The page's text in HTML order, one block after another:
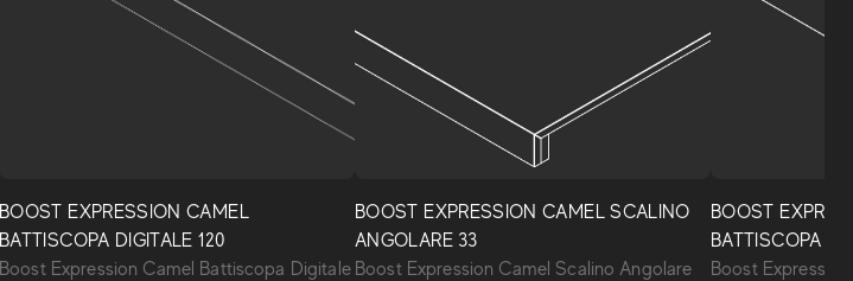
BOOST EXPRESSION CAMEL
BATTISCOPA DIGITALE 120
Boost Expression Camel Battiscopa Digitale
BOOST EXPRESSION CAMEL SCALINO
ANGOLARE 33
Boost Expression Camel Scalino Angolare
BOOST
BATTISCOPA
Boost
Boost Expression
실내와 실외를 위한 소재와 입체적인 시멘트 효과가
있는 포슬린 스톤웨어 및 벽 타일 컬렉션입니다. 10
가지의 새로운 모던 컬러와 장식 장치는 디자이너 엘